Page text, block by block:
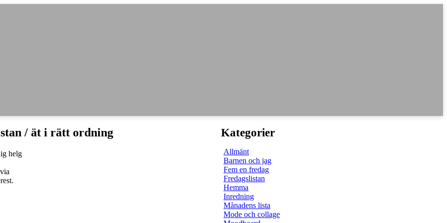
/ ät i rätt ordning Kategorier
Allmänt
Barnen och jag
Fem en fredag
Fredagslistan
Hemma
Inredning
Månadens lista
Mode och collage